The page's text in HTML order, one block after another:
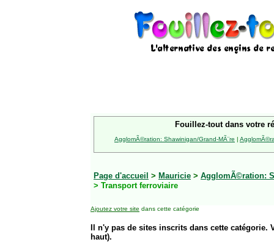
Fouillez-tout dans votre
AgglomÃ©ration: Shawinigan/Grand-MÃ¨re |
Page d'accueil > Mauricie > AgglomÃ©ration:
> Transport ferroviaire
Ajoutez votre site dans cette catégorie
Il n'y pas de sites inscrits dans cette
haut).